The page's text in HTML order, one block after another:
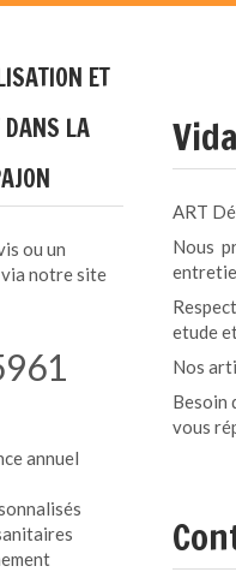
ART
Nous
etude
Nos
Besoin
vous
ET
LA
ou un
notre site
annuel